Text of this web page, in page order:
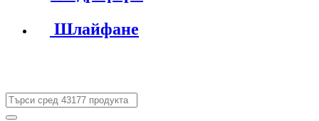
Шлайфане